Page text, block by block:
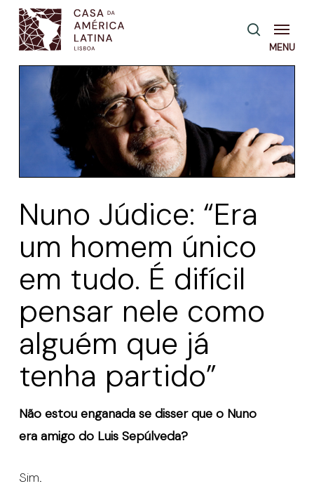
Skip
main
pesquisa
Menu
Nuno Júdice: “Era
um homem único
em tudo. É difícil
pensar nele como
alguém que já
tenha partido”
Não estou enganada se disser que o Nuno
era amigo do Luis Sepúlveda?
Sim.